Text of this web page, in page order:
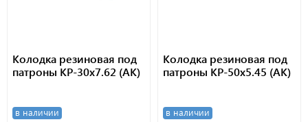
Колодка резиновая под
патроны КР-30х7.62 (АК)
в наличии
Колодка резиновая под
патроны КР-50х5.45 (АК)
в наличии